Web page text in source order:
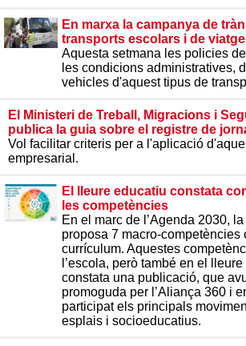
En marxa la campanya de
transports escolars i de
Aquesta setmana les policies
les condicions administratives,
vehicles d'aquest tipus de
El Ministeri de Treball, Migracions i
publica la guia sobre el registre de
Vol facilitar criteris per a l'aplicació
empresarial.
El lleure educatiu constata
les competències
En el marc de l’Agenda 2030,
proposa 7 macro-competències
currículum. Aquestes
l’escola, però també en el
constata una publicació, que
promoguda per l’Aliança 360 i
participat els principals
esplais i socioeducatius.